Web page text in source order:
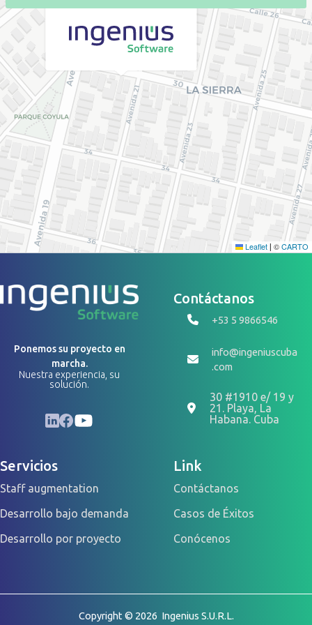
Leaflet ©CARTO
Ponemos su proyecto en
marcha.
Nuestra experiencia, su
solución.
LinkedIn
Facebook
YouTube
Contáctanos
+53 5 9866546
info@ingeniuscuba
.com
30 #1910 e/ 19 y
21. Playa, La
Habana. Cuba
Servicios
Staff augmentation
Desarrollo bajo demanda
Desarrollo por proyecto
Link
Contáctanos
Casos de Éxitos
Conócenos
Copyright © 2026 Ingenius S.U.R.L.